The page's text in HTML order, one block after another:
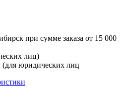
при сумме заказа от 15 000
лиц)
юридических лиц